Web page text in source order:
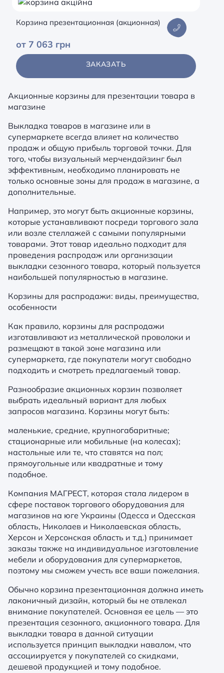
Корзина презентационная (акционная)
от 7 063 грн
ЗАКАЗАТЬ
Акционные корзины для презентации товара в
магазине
Выкладка товаров в магазине или в
супермаркете всегда влияет на количество
продаж и общую прибыль торговой точки. Для
того, чтобы визуальный мерчендайзинг был
эффективным, необходимо планировать не
только основные зоны для продаж в магазине, а
дополнительные.
Например, это могут быть акционные корзины,
которые устанавливают посреди торгового зала
или возле стеллажей с самыми популярными
товарами. Этот товар идеально подходит для
проведения распродаж или организации
выкладки сезонного товара, который пользуется
наибольшей популярностью в магазине.
Корзины для распродажи: виды, преимущества,
особенности
Как правило, корзины для распродажи
изготавливают из металлической проволоки и
размещают в такой зоне магазина или
супермаркета, где покупатели могут свободно
подходить и смотреть предлагаемый товар.
Разнообразие акционных корзин позволяет
выбрать идеальный вариант для любых
запросов магазина. Корзины могут быть:
маленькие, средние, крупногабаритные;
стационарные или мобильные (на колесах);
настольные или те, что ставятся на пол;
прямоугольные или квадратные и тому
подобное.
Компания МАГРЕСТ, которая стала лидером в
сфере поставок торгового оборудования для
магазинов на юге Украины (Одесса и Одесская
область, Николаев и Николаевская область,
Херсон и Херсонская область и т.д.) принимает
заказы также на индивидуальное изготовление
мебели и оборудования для супермаркетов,
поэтому мы сможем учесть все ваши пожелания.
Обычно корзина презентационная должна иметь
лаконичный дизайн, который бы не отвлекал
внимание покупателей. Основная ее цель — это
презентация сезонного, акционного товара. Для
выкладки товара в данной ситуации
используется принцип выкладки навалом, что
ассоциируется у покупателей со скидками,
дешевой продукцией и тому подобное.
Опоры, разделители, толкатели
Система проводки клиента
Стойки и держатели для пакетов
Тележки для покупок